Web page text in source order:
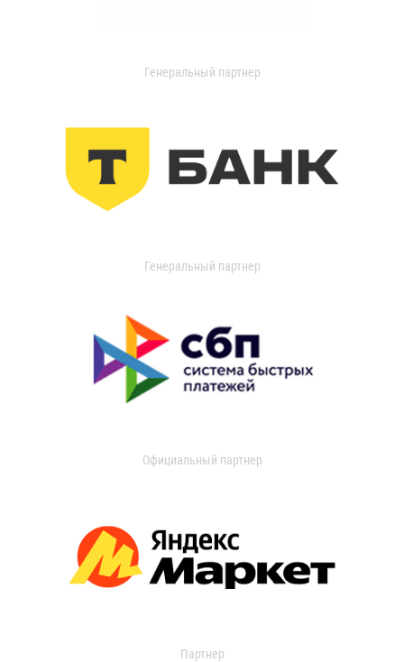
Генеральный партнер
Генеральный партнер
Официальный партнер
Партнер